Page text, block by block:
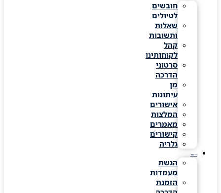
חובשים
לטיולים
שאלות
ותשובות
קהל
לקוחותינו
סרטוני
הדרכה
מן
עיתונות
אישורים
המלצות
מאמרים
קישורים
גלריה
הגשת
מעמדות
הזמנת